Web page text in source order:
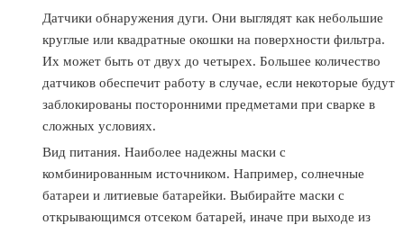
Датчики обнаружения дуги. Они выглядят как небольшие
круглые или квадратные окошки на поверхности фильтра.
Их может быть от двух до четырех. Большее количество
датчиков обеспечит работу в случае, если некоторые будут
заблокированы посторонними предметами при сварке в
сложных условиях.
Вид питания. Наиболее надежны маски с
комбинированным источником. Например, солнечные
батареи и литиевые батарейки. Выбирайте маски с
открывающимся отсеком батарей, иначе при выходе из